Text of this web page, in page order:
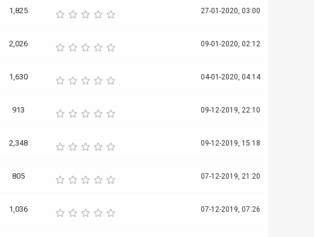
1,825 27-01-2020, 03:00
2,026 09-01-2020, 02:12
1,630 04-01-2020, 04:14
913 09-12-2019, 22:10
2,348 09-12-2019, 15:18
805 07-12-2019, 21:20
1,036 07-12-2019, 07:26